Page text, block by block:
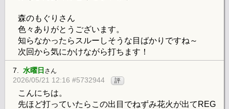
森のもぐりさん
色々ありがとうございます。
知らなかったらスルーしそうな目ばかりですね～
次回から気にかけながら打ちます！
7. 水曜日 さん
2026/05/21 12:16 #5732944 評
こんにちは。
先ほど打っていたらこの出目でねずみ花火が出てREG